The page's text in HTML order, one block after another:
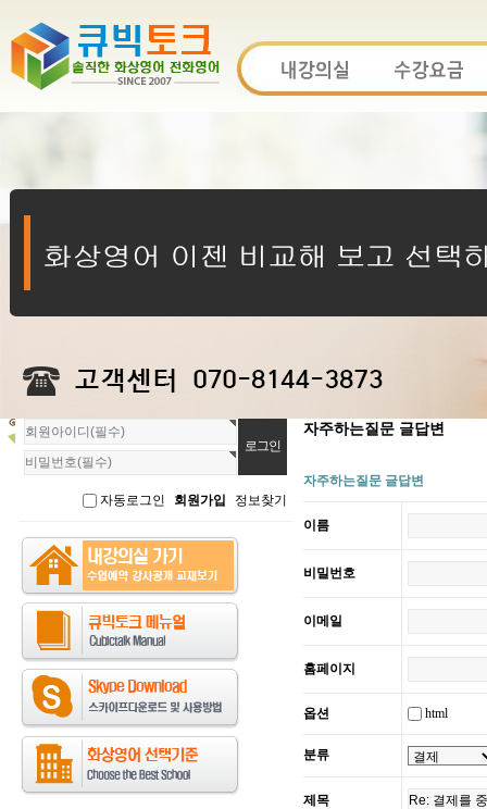
회
원
로
자동로그인 회원가입 정보찾기
자주하는질문 글답변
자주하는질문 글답변
이름
비밀번호
이메일
홈페이지
옵션 html
분류
제목